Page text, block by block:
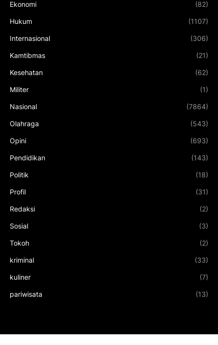
Ekonomi (82)
Hukum (1107)
Internasional (306)
Kamtibmas (21)
Kesehatan (62)
Militer (1)
Nasional (7864)
Olahraga (543)
Opini (693)
Pendidikan (143)
Politik (18)
Profil (31)
Redaksi (2)
Sosial (3)
Tokoh (2)
kriminal (33)
kuliner (7)
pariwisata (13)